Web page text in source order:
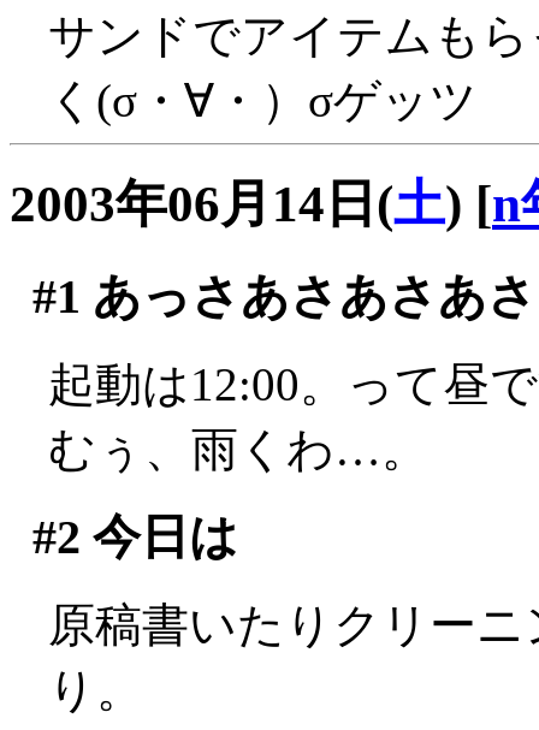
サンドでアイテムも
く(σ・∀・）σゲッツ
2003年06月14日(土) [n
#1 あっさあさあさあ
起動は12:00。って昼
むぅ、雨くわ…。
#2 今日は
原稿書いたりクリー
り。